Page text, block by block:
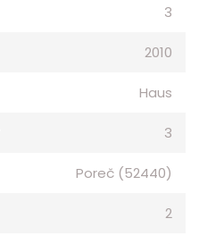
3
2010
Haus
3
Poreč (52440)
2